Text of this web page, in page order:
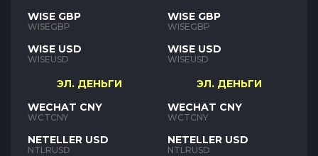
WISE GBP
WISEGBP
WISE USD
WISEUSD
ЭЛ. ДЕНЬГИ
WECHAT CNY
WCTCNY
NETELLER USD
NTLRUSD
WISE GBP
WISEGBP
WISE USD
WISEUSD
ЭЛ. ДЕНЬГИ
WECHAT CNY
WCTCNY
NETELLER USD
NTLRUSD